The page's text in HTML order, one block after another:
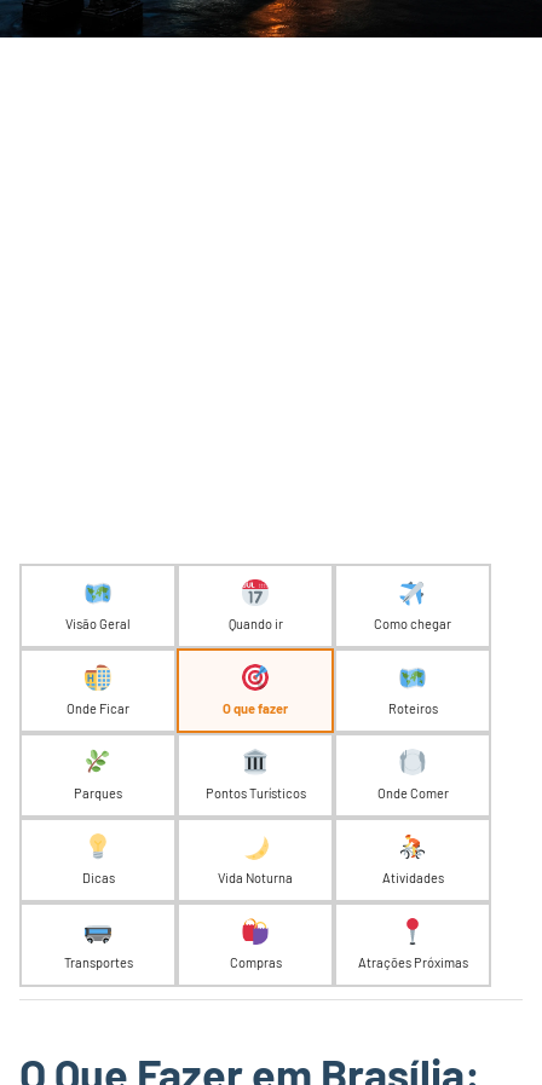
Visão Geral Quando ir Como chegar
Onde Ficar O que fazer Roteiros
Parques Pontos Turísticos Onde Comer
Dicas Vida Noturna Atividades
Transportes Compras Atrações Próximas
O Que Fazer em Brasília: